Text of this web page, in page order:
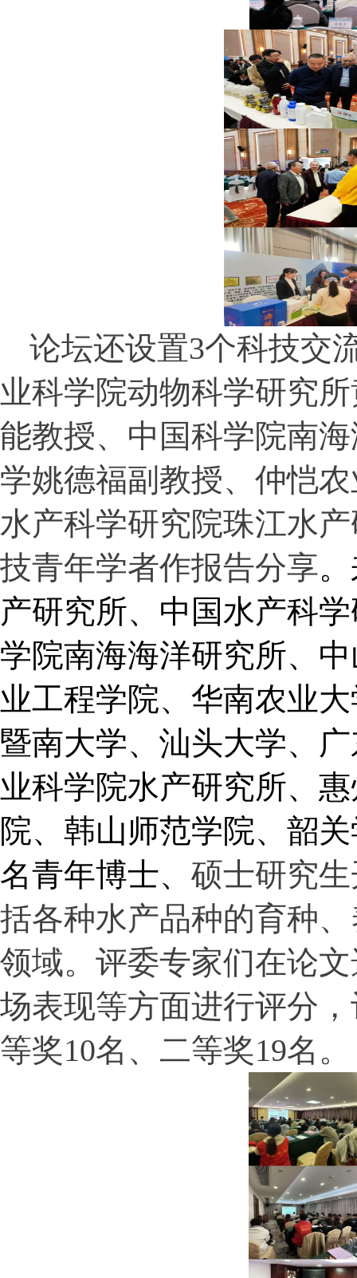
论坛还设置3个科技交
业科学院动物科学研究
能教授、中国科学院南
学姚德福副教授、仲恺
水产科学研究院珠江水
技青年学者作报告分享
产研究所、中国水产科
学院南海海洋研究所、
业工程学院、华南农业
暨南大学、汕头大学、
业科学院水产研究所、
院、韩山师范学院、韶
名青年博士、 硕士研究
括各种水产品种的育种
领域。评委专家们在论
场表现等方面进行评分
等奖10名、二等奖19名。